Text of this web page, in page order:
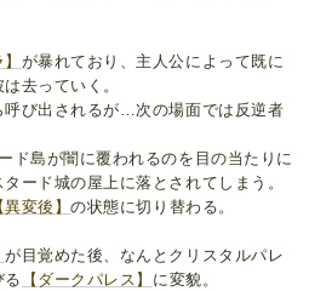
が暴れており、主人公によって既に
去っていく。
呼び出されるが…次の場面では反逆者
ド島が闇に覆われるのを目の当たりに
ード城の屋上に落とされてしまう。
異変後】の状態に切り替わる。
が目覚めた後、なんとクリスタルパレ
る
【ダークパレス】 に変貌。